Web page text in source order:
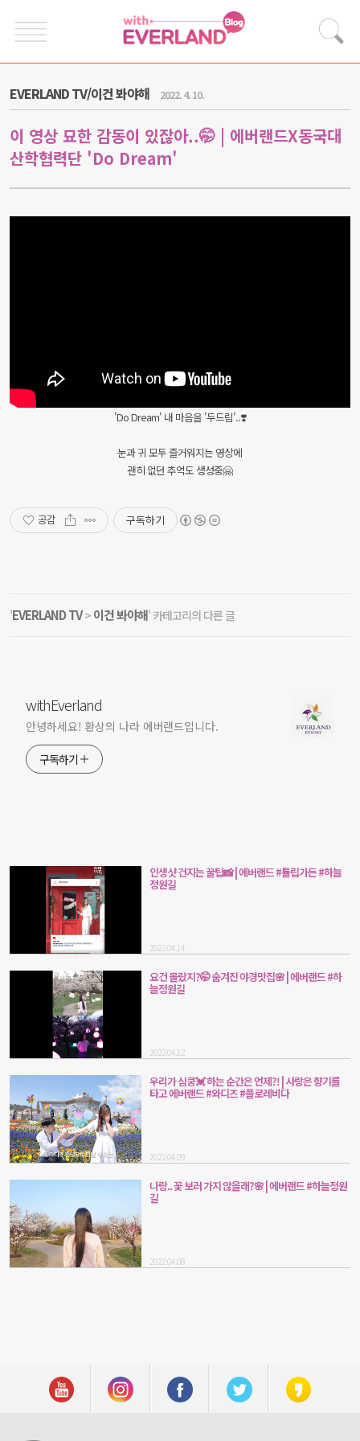
EVERLAND TV/이건 봐야해 2022. 4. 10.
이 영상 묘한 감동이 있잖아..🤭 | 에버랜드X동국대
산학협력단 'Do Dream'
'Do Dream' 내 마음을 '두드림'..❣️
눈과 귀 모두 즐거워지는 영상에
괜히 없던 추억도 생성중🤗
공감 구독하기
'EVERLAND TV> 이건 봐야해' 카테고리의 다른 글
withEverland
안녕하세요! 환상의 나라 에버랜드입니다.
구독하기
인생샷 건지는 꿀팁📸 | 에버랜드 #튤립가든 #하늘
정원길
2022.04.14
요건 몰랐지?🤭 숨겨진 야경맛집🌸 | 에버랜드 #하
늘정원길
2022.04.12
우리가 심쿵💓 하는 순간은 언제?! | 사랑은 향기를
타고 에버랜드 #와디즈 #플로레비다
2022.04.09
나랑.. 꽃 보러 가지 않을래?🌸 | 에버랜드 #하늘정원
길
2022.04.08